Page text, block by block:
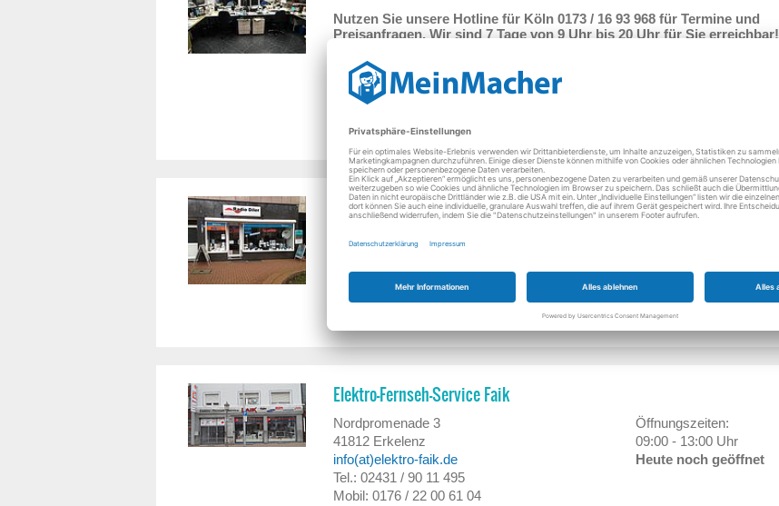
Nutzen Sie unsere Hotline für Köln 0173 / 16 93 968 für Termine und
Preisanfragen. Wir sind 7 Tage von 9 Uhr bis 20 Uhr für Sie erreichbar!
Vogelsanger Str. 102
50823 Köln
handy(at)wentel.de
Mobil: 0173 / 16 93 968
Radio Diler
Liebe Kunden, wir haben von 23.07. bis 31.08.2026 Betriebsferien.
Frechen
radio-diler(at)netcologne.de
10:00 - 14:00 Uhr
Heute noch geöffnet
Elektro-Fernseh-Service Faik
Nordpromenade 3
41812 Erkelenz
info(at)elektro-faik.de
Tel.: 02431 / 90 11 495
Mobil: 0176 / 22 00 61 04
Öffnungszeiten:
09:00 - 13:00 Uhr
Heute noch geöffnet